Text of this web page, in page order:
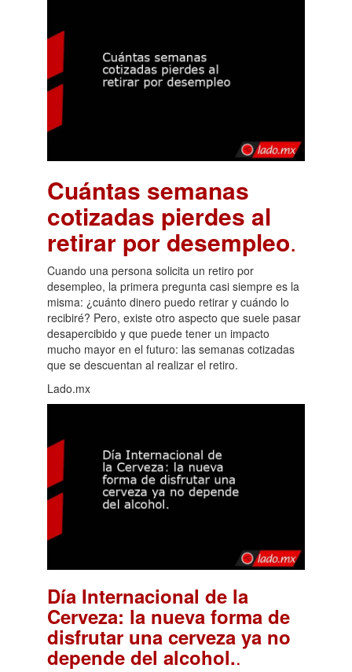
Cuántas semanas
cotizadas pierdes al
retirar por desempleo.
Cuando una persona solicita un retiro por
desempleo, la primera pregunta casi siempre es la
misma: ¿cuánto dinero puedo retirar y cuándo lo
recibiré? Pero, existe otro aspecto que suele pasar
desapercibido y que puede tener un impacto
mucho mayor en el futuro: las semanas cotizadas
que se descuentan al realizar el retiro.
Lado.mx
Día Internacional de la
Cerveza: la nueva forma de
disfrutar una cerveza ya no
depende del alcohol..